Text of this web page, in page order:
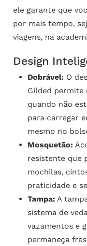
ele garante que
por mais tempo,
viagens, na
Design
Dobrável: O
Gilded permite
quando não
para carregar
mesmo no
Mosquetão:
resistente que
mochilas,
praticidade e
Tampa: A
sistema de
vazamentos e
permaneça